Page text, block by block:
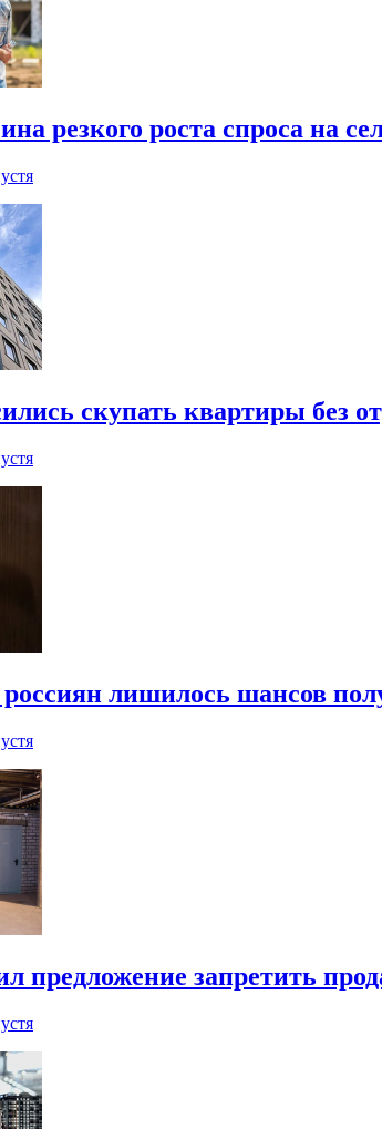
резкого роста спроса на
скупать квартиры без
лишилось шансов
предложение запретить